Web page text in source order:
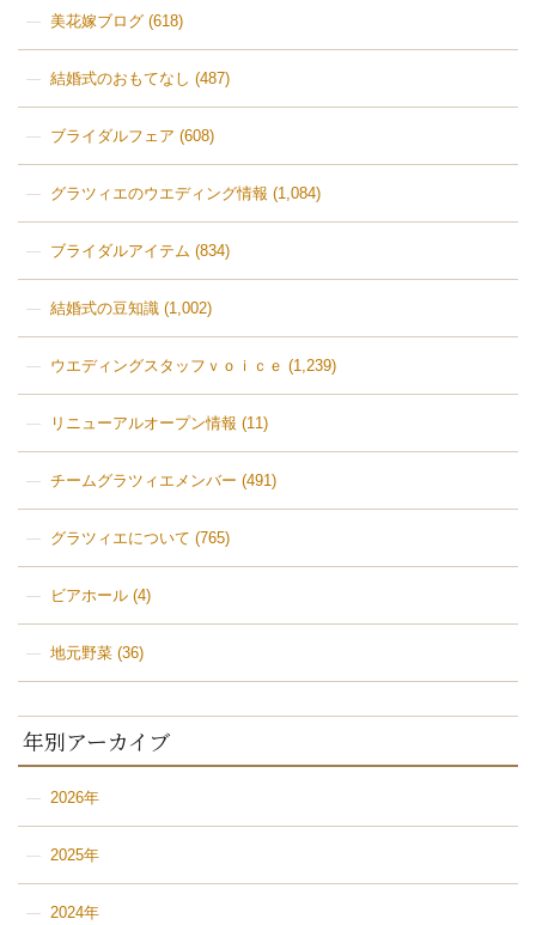
美花嫁ブログ(618)
結婚式のおもてなし (487)
ブライダルフェア (608)
グラツィエのウエディング情報 (1,084)
ブライダルアイテム (834)
結婚式の豆知識(1,002)
ウエディングスタッフｖｏｉｃｅ (1,239)
リニューアルオープン情報 (11)
チームグラツィエメンバー (491)
グラツィエについて (765)
ビアホール(4)
地元野菜(36)
年別アーカイブ
2026年
2025年
2024年